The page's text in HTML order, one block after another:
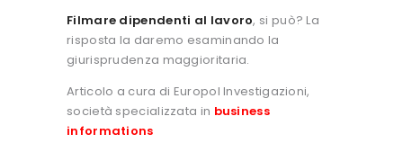
Filmare dipendenti al lavoro, si può? La
risposta la daremo esaminando la
giurisprudenza maggioritaria.
Articolo a cura di Europol Investigazioni,
società specializzata in business
informations